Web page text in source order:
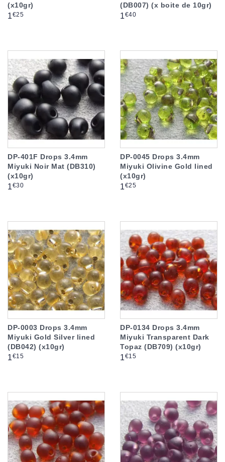
(x10gr)
Prix
1€25
(DB007) (x boite de 10gr)
Prix
1€40
DP-401F Drops 3.4mm
Miyuki Noir Mat (DB310)
(x10gr)
Prix
1€30
DP-0045 Drops 3.4mm
Miyuki Olivine Gold lined
(x10gr)
Prix
1€25
DP-0003 Drops 3.4mm
Miyuki Gold Silver lined
(DB042) (x10gr)
Prix
1€15
DP-0134 Drops 3.4mm
Miyuki Transparent Dark
Topaz (DB709) (x10gr)
Prix
1€15